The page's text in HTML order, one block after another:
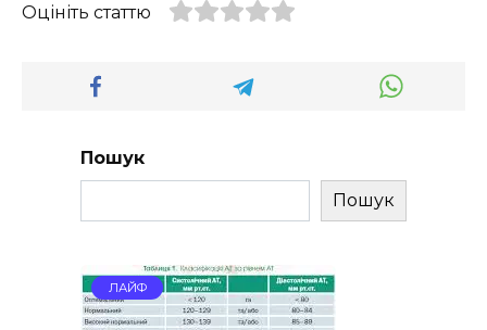
Оцініть статтю
Пошук
Пошук
ЛАЙФ